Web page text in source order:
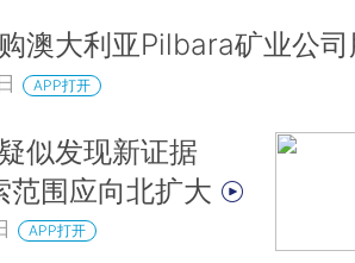
澳大利亚Pilbara矿业公
APP打开
似发现新证据
围应向北扩大
APP打开